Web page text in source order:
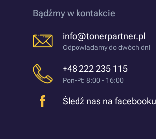
Bądźmy w kontakcie
info@tonerpartner.pl
Odpowiadamy do dwóch dni
+48 222 235 115
Pon-Pt: 8:00 - 16:00
Śledź nas na facebooku